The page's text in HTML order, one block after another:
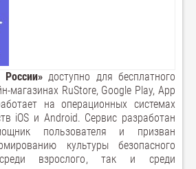
доступно для бесплатного
магазинах RuStore, Google Play, App
на операционных системах
iOS и Android. Сервис разработан
пользователя и призван
культуры безопасного
взрослого, так и среди